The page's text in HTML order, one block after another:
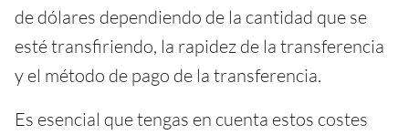
de dólares dependiendo de la cantidad que se
esté transfiriendo, la rapidez de la transferencia
y el método de pago de la transferencia.
Es esencial que tengas en cuenta estos costes